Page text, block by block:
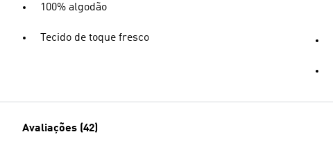
100% algodão
Tecido de toque fresco
Avaliações (42)